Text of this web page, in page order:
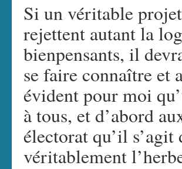
Si un véritable
rejettent autant la
bienpensants, il
se faire connaître et
évident pour moi
à tous, et d’abord
électorat qu’il
véritablement